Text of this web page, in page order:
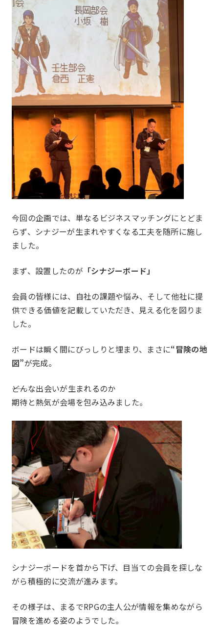
本部幹事団
プロジェクトリー
部会長
委員会 Committee
例会委員会
総務委員会
プロジェクト
今回の企画では、単なるビジネスマッチングにとどま
らず、シナジーが生まれやすくなる工夫を随所に施し
ました。
まず、設置したのが 「シナジーボード」
会員の皆様には、自社の課題や悩み、そして他社に提
供できる価値を記載していただき、見える化を図りま
した。
ボードは瞬く間にびっしりと埋まり、まさに“冒険の地
図”が完成。
――どんな出会いが生まれるのか
期待と熱気が会場を包み込みました。
シナジーボードを首から下げ、目当ての会員を探しな
がら積極的に交流が進みます。
その様子は、まるでRPGの主人公が情報を集めながら
冒険を進める姿のようでした。